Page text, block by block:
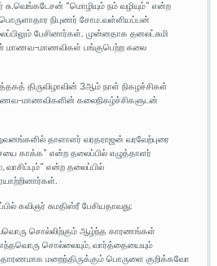
சு.வெங்கடேசன் “மொழியும் நம் வழியும்” என்ற
பொருளாதார நிபுணர் சோம.வள்ளியப்பன்
பேசினார்கள். முன்னதாக தனலட்சுமி
மாணவ-மாணவிகள் பங்குபெற்ற கலை
திருவிழாவின் 3ஆம் நாள் நிகழச்சிகள்
மாணவிகளின் கலைநிகழ்ச்சிகளுடன்
தாளாளர் வரதராஜன் வரவேற்புரை
காக்க” என்ற தலைப்பில் எழுத்தாளர்
என்ற தலைப்பில்
கவிஞர் சுமதிஸ்ரீ பேசியதாவது:
சொல்லிற்கும் ஆழ்ந்த காரணங்கள்
சொல்லையும், வார்த்தையையும்
மறைந்திருக்கும் பொருளை குறிக்கவோ